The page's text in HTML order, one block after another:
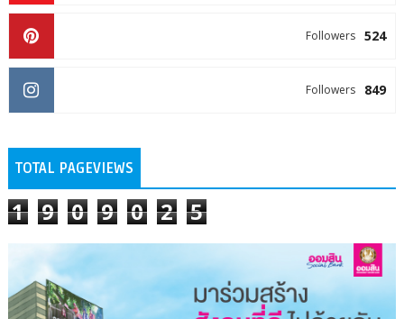
524
Followers
849
Followers
TOTAL PAGEVIEWS
1 9 0 9 0 2 5